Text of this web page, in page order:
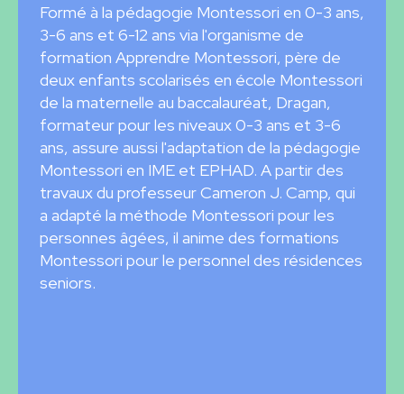
Formé à la pédagogie Montessori en 0-3 ans,
3-6 ans et 6-12 ans via l'organisme de
formation Apprendre Montessori, père de
deux enfants scolarisés en école Montessori
de la maternelle au baccalauréat, Dragan,
formateur pour les niveaux 0-3 ans et 3-6
ans, assure aussi l'adaptation de la pédagogie
Montessori en IME et EPHAD. A partir des
travaux du professeur Cameron J. Camp, qui
a adapté la méthode Montessori pour les
personnes âgées, il anime des formations
Montessori pour le personnel des résidences
seniors.